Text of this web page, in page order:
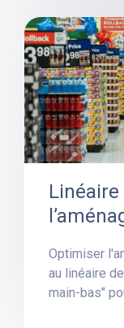
Optimiser
au linéaire
main-bas"